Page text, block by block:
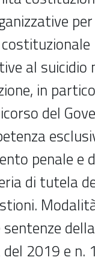
al suicidio
in
del
penale e
di tutela
2019 e n.